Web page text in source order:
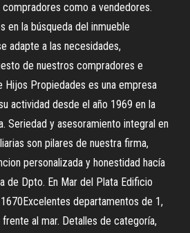
como a vendedores.
en la búsqueda del inmueble
adapte a las necesidades,
de nuestros compradores e
Hijos Propiedades es una empresa
actividad desde el año 1969 en la
Seriedad y asesoramiento integral en
son pilares de nuestra firma,
personalizada y honestidad hacía
de Dpto. En Mar del Plata Edificio
departamentos de 1,
al mar. Detalles de categoría,